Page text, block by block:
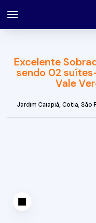
Excelente
sendo 02
Vale
Jardim Caiapiá, Cotia, São